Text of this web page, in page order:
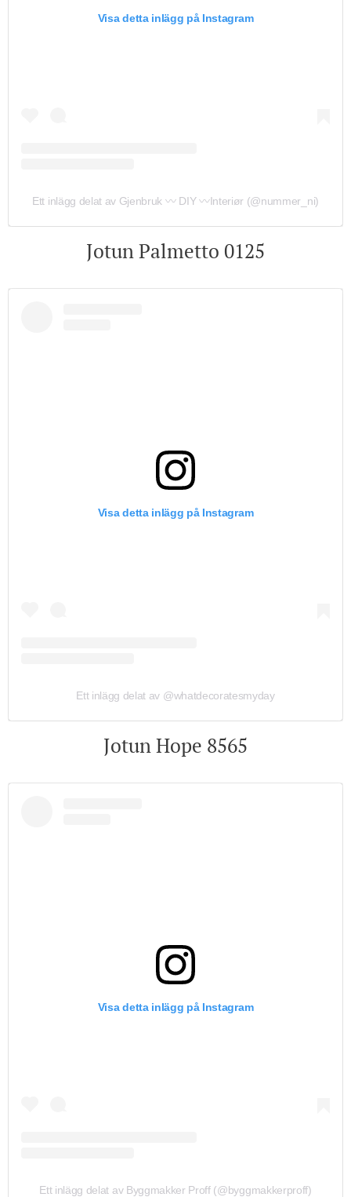
Visa detta inlägg på Instagram
Ett inlägg delat av Gjenbruk 〰️ DIY 〰️Interiør (@nummer_ni)
Jotun Palmetto 0125
Visa detta inlägg på Instagram
Ett inlägg delat av @whatdecoratesmyday
Jotun Hope 8565
Visa detta inlägg på Instagram
Ett inlägg delat av Byggmakker Proff (@byggmakkerproff)